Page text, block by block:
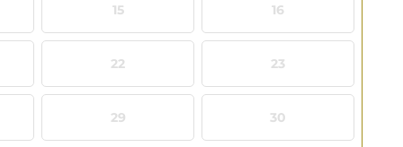
15 16
22 23
29 30